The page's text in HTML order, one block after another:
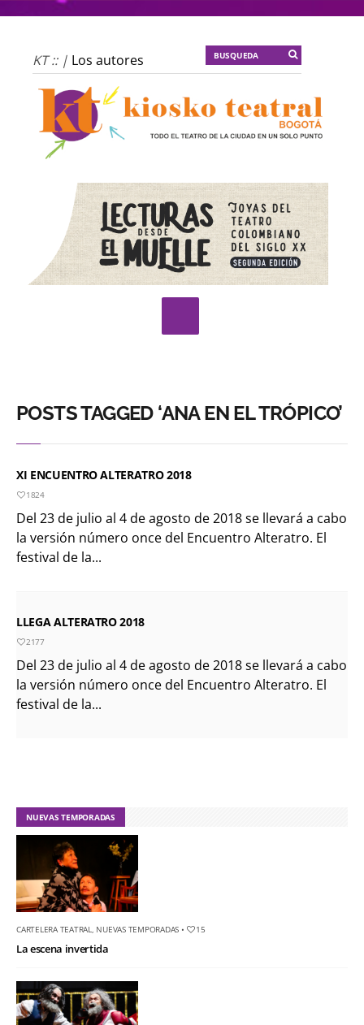
KT :: | Los autores
materiales
KT :: |Dulce
tentación
KT :: |
Un poco de
locura para la
cordura
KT :: | Soma
Mnemosine
KT :: |Diplomado
¿Actuar lo
contemporáneo?
Distopías y sociedad
actual / 18 de agosto
de 2026
KT :: |Convocatoria
agosto de 2026
Internacional de
Teatro Rosa
POSTS TAGGED ‘ANA EN EL TRÓPICO’
XI ENCUENTRO ALTERATRO 2018
1824
Del 23 de julio al 4 de agosto de 2018 se llevará a cabo
la versión número once del Encuentro Alteratro. El
festival de la...
LLEGA ALTERATRO 2018
2177
Del 23 de julio al 4 de agosto de 2018 se llevará a cabo
la versión número once del Encuentro Alteratro. El
festival de la...
NUEVAS TEMPORADAS
CARTELERA TEATRAL NUEVAS TEMPORADAS • 15
La escena invertida